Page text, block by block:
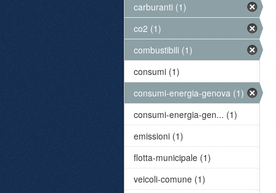
carburanti (1)
co2 (1)
combustibili (1)
consumi (1)
consumi-energia-genova (1)
consumi-energia-gen... (1)
emissioni (1)
flotta-municipale (1)
veicoli-comune (1)